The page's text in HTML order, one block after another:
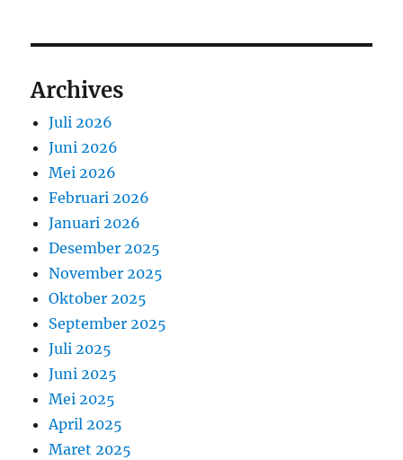
Archives
Juli 2026
Juni 2026
Mei 2026
Februari 2026
Januari 2026
Desember 2025
November 2025
Oktober 2025
September 2025
Juli 2025
Juni 2025
Mei 2025
April 2025
Maret 2025